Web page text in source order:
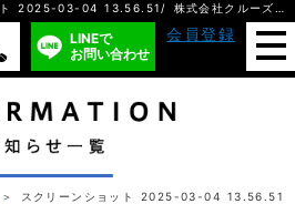
スクリーンショット 2025-03-04 13.56.51/ 株式会社クルーズ・ワールド
LINEで
お問い合わせ
会員登録
＞ スクリーンショット 2025-03-04 13.56.51